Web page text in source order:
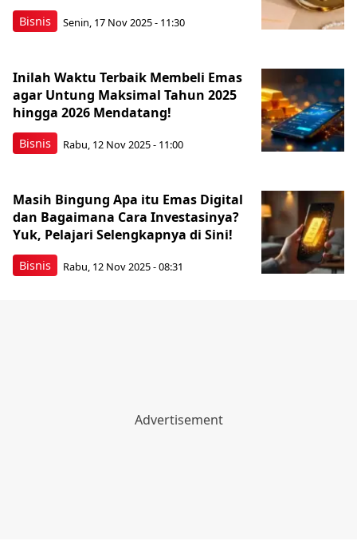
Bisnis Senin, 17 Nov 2025 - 11:30
Bisnis
Inilah Waktu Terbaik Membeli Emas
agar Untung Maksimal Tahun 2025
hingga 2026 Mendatang!
Rabu, 12 Nov 2025 - 11:00
Bisnis
Masih Bingung Apa itu Emas Digital
dan Bagaimana Cara Investasinya?
Yuk, Pelajari Selengkapnya di Sini!
Rabu, 12 Nov 2025 - 08:31